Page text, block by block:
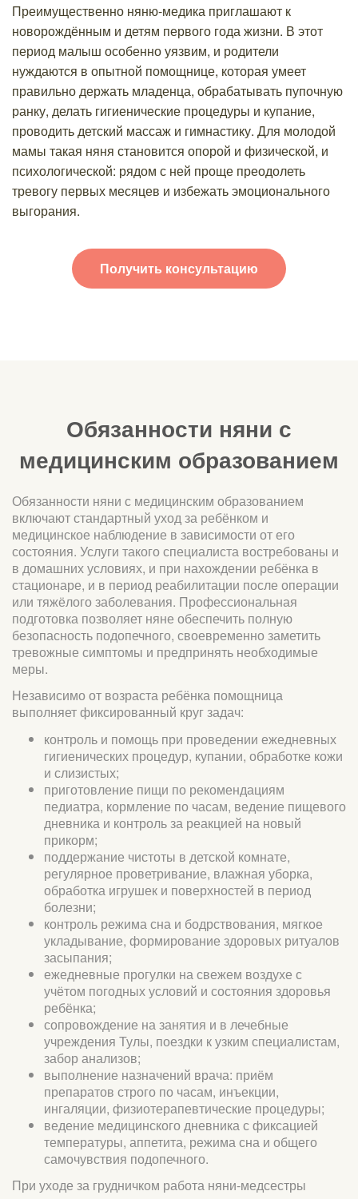
Преимущественно няню-медика приглашают к
новорождённым и детям первого года жизни. В этот
период малыш особенно уязвим, и родители
нуждаются в опытной помощнице, которая умеет
правильно держать младенца, обрабатывать пупочную
ранку, делать гигиенические процедуры и купание,
проводить детский массаж и гимнастику. Для молодой
мамы такая няня становится опорой и физической, и
психологической: рядом с ней проще преодолеть
тревогу первых месяцев и избежать эмоционального
выгорания.
Получить консультацию
Обязанности няни с
медицинским образованием
Обязанности няни с медицинским образованием
включают стандартный уход за ребёнком и
медицинское наблюдение в зависимости от его
состояния. Услуги такого специалиста востребованы и
в домашних условиях, и при нахождении ребёнка в
стационаре, и в период реабилитации после операции
или тяжёлого заболевания. Профессиональная
подготовка позволяет няне обеспечить полную
безопасность подопечного, своевременно заметить
тревожные симптомы и предпринять необходимые
меры.
Независимо от возраста ребёнка помощница
выполняет фиксированный круг задач:
контроль и помощь при проведении ежедневных
гигиенических процедур, купании, обработке кожи
и слизистых;
приготовление пищи по рекомендациям
педиатра, кормление по часам, ведение пищевого
дневника и контроль за реакцией на новый
прикорм;
поддержание чистоты в детской комнате,
регулярное проветривание, влажная уборка,
обработка игрушек и поверхностей в период
болезни;
контроль режима сна и бодрствования, мягкое
укладывание, формирование здоровых ритуалов
засыпания;
ежедневные прогулки на свежем воздухе с
учётом погодных условий и состояния здоровья
ребёнка;
сопровождение на занятия и в лечебные
учреждения Тулы, поездки к узким специалистам,
забор анализов;
выполнение назначений врача: приём
препаратов строго по часам, инъекции,
ингаляции, физиотерапевтические процедуры;
ведение медицинского дневника с фиксацией
температуры, аппетита, режима сна и общего
самочувствия подопечного.
При уходе за грудничком работа няни-медсестры